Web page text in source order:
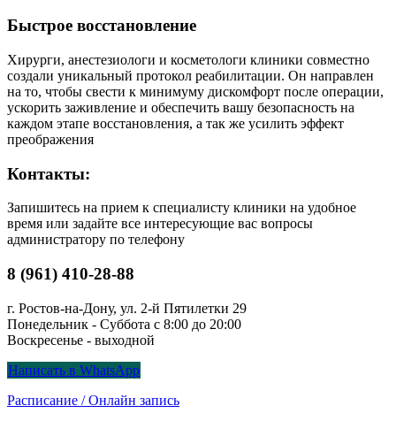
Быстрое восстановление
Хирурги, анестезиологи и косметологи клиники совместно
создали уникальный протокол реабилитации. Он направлен
на то, чтобы свести к минимуму дискомфорт после операции,
ускорить заживление и обеспечить вашу безопасность на
каждом этапе восстановления, а так же усилить эффект
преображения
Контакты:
Запишитесь на прием к специалисту клиники на удобное
время или задайте все интересующие вас вопросы
администратору по телефону
8 (961) 410-28-88
г. Ростов-на-Дону, ул. 2-й Пятилетки 29
Понедельник - Суббота с 8:00 до 20:00
Воскресенье - выходной
Написать в WhatsApp
Расписание / Онлайн запись